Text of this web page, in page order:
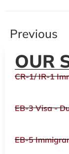
Previous
OUR
CR-1/ IR-1
EB-3 Visa -
EB-5